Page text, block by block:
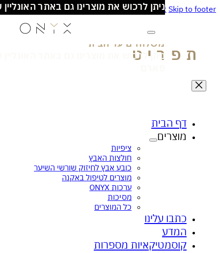
Skip to main content Skip כל המוצרים מיוצרים בישראל!
משלוחים עד הבית- מעל 100₪ חינם
ניתן לרכוש את מוצרינו גם באתר האונליין של
ציפית הקסם לעור זוהר ובריא
ציפית האבץ - לאקנה ובעיות עור
דף הבית
מוצרים
ציפיות
חולצות האבץ
כובע אבץ לחיזוק שורשי השיער
מוצרים לטיפול באקנה
ערכות ONYX
מסיכות
כל המוצרים
כתבו עלינו
המדע
קוסמטיקאיות מספרות